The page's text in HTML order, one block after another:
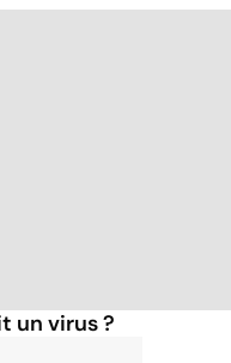
un virus ?